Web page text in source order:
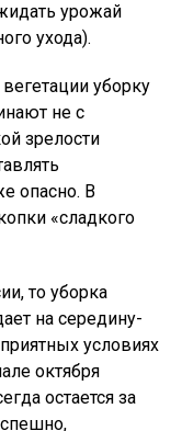
урожай
ухода).
уборку
не с
зрелости
опасно. В
«сладкого
то уборка
на середину-
условиях
октября
остается за